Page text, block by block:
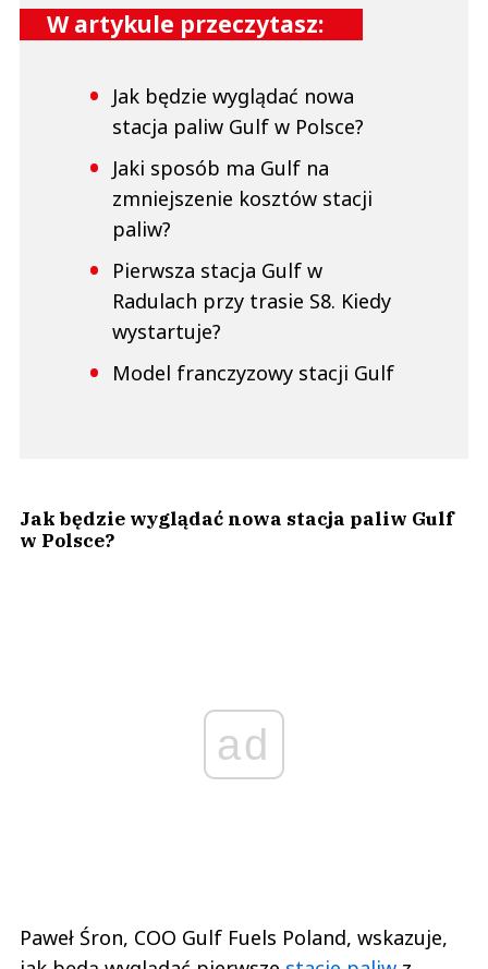
W artykule przeczytasz:
Jak będzie wyglądać nowa
stacja paliw Gulf w Polsce?
Jaki sposób ma Gulf na
zmniejszenie kosztów stacji
paliw?
Pierwsza stacja Gulf w
Radulach przy trasie S8. Kiedy
wystartuje?
Model franczyzowy stacji Gulf
Jak będzie wyglądać nowa stacja paliw Gulf
w Polsce?
ad
Paweł Śron, COO Gulf Fuels Poland, wskazuje,